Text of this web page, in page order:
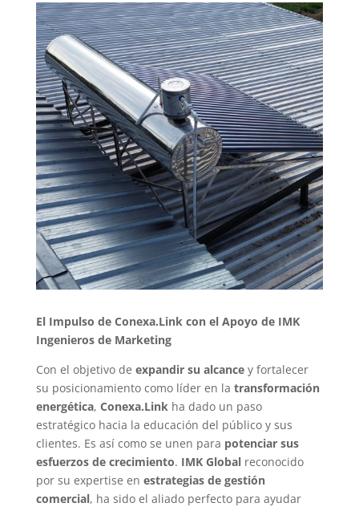
El Impulso de Conexa.Link con el Apoyo de IMK
Ingenieros de Marketing
Con el objetivo de expandir su alcancey fortalecer
su posicionamiento como líder en la transformación
energética, Conexa.Link ha dado un paso
estratégico hacia la educación del público y sus
clientes. Es así como se unen para potenciar sus
esfuerzos de crecimiento. IMK Global reconocido
por su expertise en estrategias de gestión
comercial, ha sido el aliado perfecto para ayudar